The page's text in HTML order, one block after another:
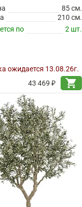
85 см.
210 см.
по
2 шт.
ожидается 13.08.26г.
43 469 ₽
shopping_cart